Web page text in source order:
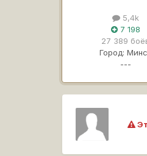
5,4k
7 198
27 389
Город:
---